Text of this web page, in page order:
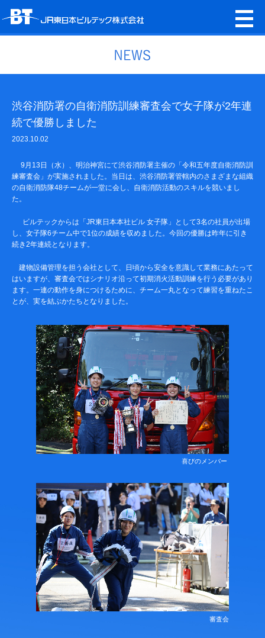
渋谷消防署の自衛消防訓練審査会で女子隊が2年連
続で優勝しました
2023.10.02
9月13日（水）、明治神宮にて渋谷消防署主催の「令和五年度自衛消防訓
練審査会」が実施されました。当日は、渋谷消防署管轄内のさまざまな組織
の自衛消防隊48チームが一堂に会し、自衛消防活動のスキルを競いまし
た。
ビルテックからは「JR東日本本社ビル 女子隊」として3名の社員が出場
し、女子隊6チーム中で1位の成績を収めました。今回の優勝は昨年に引き
続き2年連続となります。
建物設備管理を担う会社として、日頃から安全を意識して業務にあたって
はいますが、審査会ではシナリオ沿って初期消火活動訓練を行う必要があり
ます。一連の動作を身につけるために、チーム一丸となって練習を重ねたこ
とが、実を結ぶかたちとなりました。
喜びのメンバー
審査会